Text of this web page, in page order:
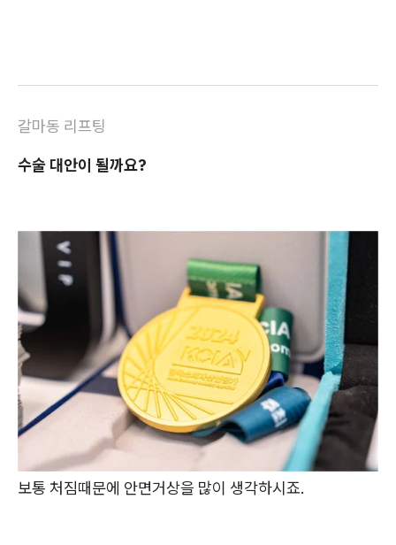
갈마동 리프팅
수술 대안이 될까요?
보통 처짐때문에 안면거상을 많이 생각하시죠.